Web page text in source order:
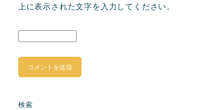
上に表示された文字を入力してください。
検索